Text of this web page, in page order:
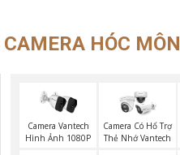
CAMERA HÓC MÔN
Camera Vantech
Hình Ảnh 1080P
Camera Có Hổ Trợ
Thẻ Nhớ Vantech